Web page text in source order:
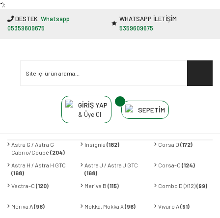
"');
DESTEK Whatsapp
05359609675
WHATSAPP İLETİŞİM
5359609675
GİRİŞ YAP
& Üye Ol
SEPETİM
Astra G / Astra G
Cabrio/Coupé (204)
Insignia(182) Corsa D (172)
Astra H / Astra H GTC
(168)
Astra J / Astra J GTC
(168)
Corsa-C (124)
Vectra-C (120) Meriva B(115) Combo D (X12)(99)
Meriva A(98) Mokka, Mokka X(96) Vivaro A(91)